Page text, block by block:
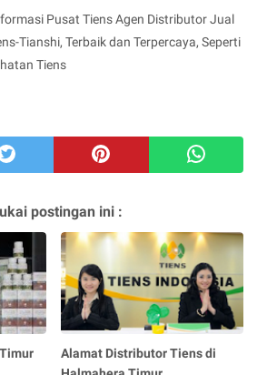
Pusat Tiens Agen Distributor Jual
Tianshi, Terbaik dan Terpercaya, Seperti
Tiens
postingan ini :
Alamat Distributor Tiens di